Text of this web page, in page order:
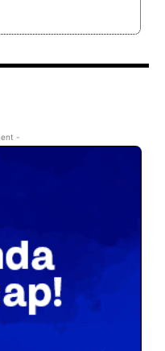
-